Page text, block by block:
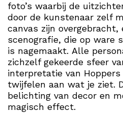
foto’s waarbij de
door de kunstenaar zelf
canvas zijn overgebracht,
scenografie, die op ware
is nagemaakt. Alle
zichzelf gekeerde sfeer
interpretatie van
twijfelen aan wat je ziet.
belichting van decor en
magisch effect.